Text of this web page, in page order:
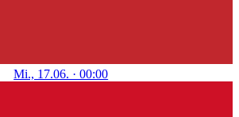
Mi., 17.06. · 00:00